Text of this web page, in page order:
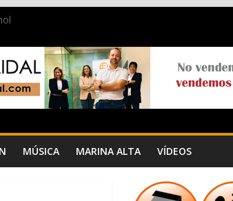
recepción a la Capitanía Cristiana
e internacionales en los Jardins de Torrecremada
las fiestas en Dénia
MÚSICA MARINA ALTA VÍDEOS